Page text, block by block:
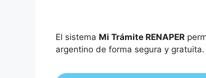
El sistema Mi Trámite RENAPER
argentino de forma segura y gratuita.